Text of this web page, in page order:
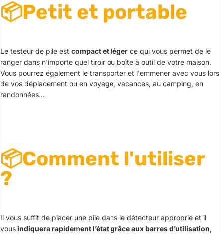
📦Petit et portable
Le testeur de pile est compact et léger ce qui vous permet de le
ranger dans n'importe quel tiroir ou boîte à outil de votre maison.
Vous pourrez également le transporter et l'emmener avec vous lors
de vos déplacement ou en voyage, vacances, au camping, en
randonnées...
📦Comment l'utiliser
?
Il vous suffit de placer une pile dans le détecteur approprié et il
vousindiquera rapidement l’état grâce aux barres d’utilisation,